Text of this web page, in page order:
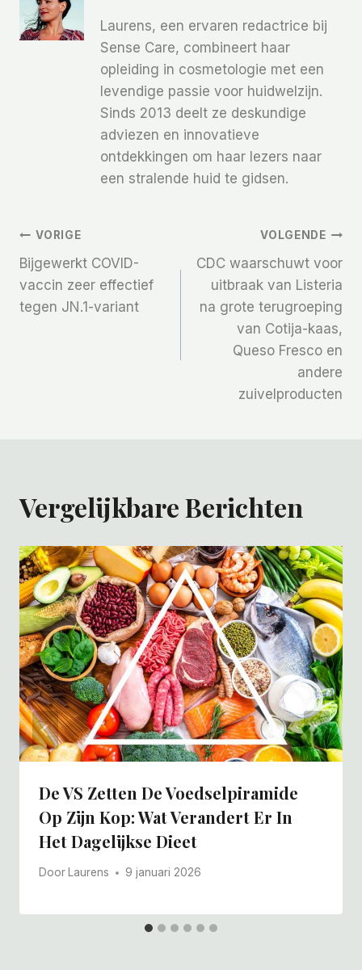
Laurens, een ervaren redactrice bij
Sense Care, combineert haar
opleiding in cosmetologie met een
levendige passie voor huidwelzijn.
Sinds 2013 deelt ze deskundige
adviezen en innovatieve
ontdekkingen om haar lezers naar
een stralende huid te gidsen.
Bericht
Navigatie
VORIGE
Bijgewerkt COVID-
vaccin zeer effectief
tegen JN.1-variant
VOLGENDE
CDC waarschuwt voor
uitbraak van Listeria
na grote terugroeping
van Cotija-kaas,
Queso Fresco en
andere
zuivelproducten
Vergelijkbare Berichten
De VS Zetten De Voedselpiramide
Op Zijn Kop: Wat Verandert Er In
Het Dagelijkse Dieet
Door Laurens 9 januari 2026